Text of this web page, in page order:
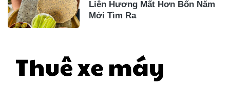
Liên Hương Mất Hơn Bốn Năm
Mới Tìm Ra